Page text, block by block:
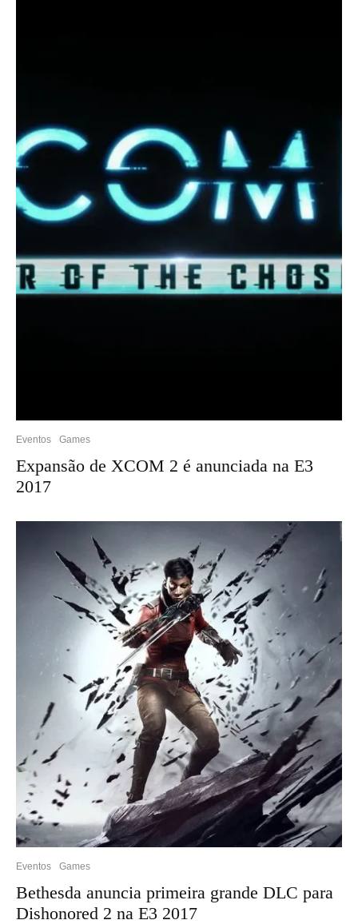
Eventos Games
Expansão de XCOM 2 é anunciada na E3
2017
Eventos Games
Bethesda anuncia primeira grande DLC para
Dishonored 2 na E3 2017